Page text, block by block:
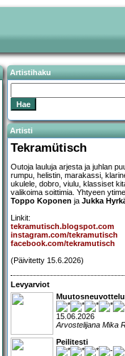
Artistihaku
Artisti
Tekramütisch
Outoja lauluja arjesta ja juhlan
rumpu, helistin, marakassi,
ukulele, dobro, viulu, klassiset
valikoima soittimia. Yhtyeen
Toppo Koponen ja Jukka
Linkit:
tekramutisch.blogspot.com
instagram.com/tekramutisch
facebook.com/tekramutisch
(Päivitetty 15.6.2026)
Levyarviot
15.06.2026
Arvostelijana Mika
Peilitesti